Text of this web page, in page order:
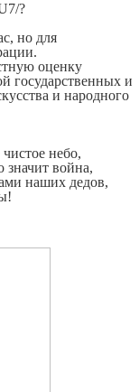
?
но для
оценку
государственных и
и народного
небо,
значит война,
наших дедов,